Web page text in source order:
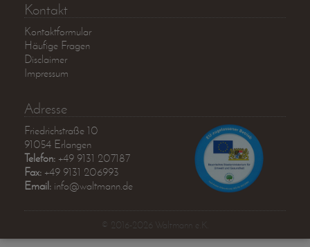
Kontakt
Kontaktformular
Häufige Fragen
Disclaimer
Impressum
Adresse
Friedrichstraße 10
91054 Erlangen
Telefon: +49 9131 207187
Fax: +49 9131 206993
Email: info@waltmann.de
© 2016-2026 Waltmann e.K.